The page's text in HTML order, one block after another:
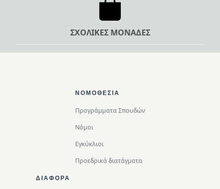
ΣΧΟΛΙΚΕΣ ΜΟΝΑΔΕΣ
ΝΟΜΟΘΕΣΊΑ
Προγράμματα Σπουδών
Νόμοι
Εγκύκλιοι
Προεδρικά διατάγματα
ΔΙΑΦΟΡΑ